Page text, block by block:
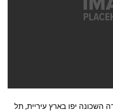
השכונה יפו בארץ עיריית, תל